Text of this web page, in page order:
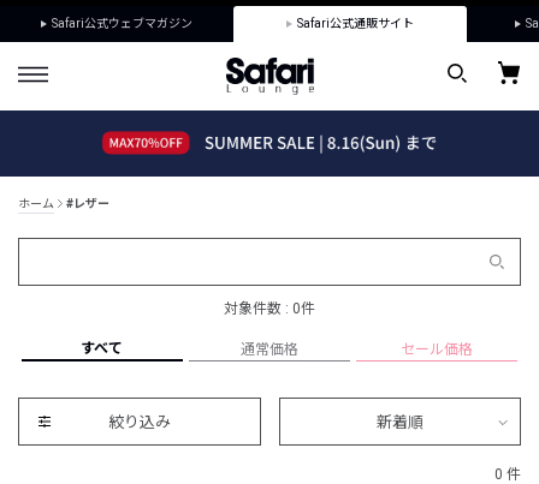
Safari公式ウェブマガジン Safari公式通販サイト
ホーム #レザー
対象件数 : 0件
すべて 通常価格 セール価格
絞り込み 新着順
0 件